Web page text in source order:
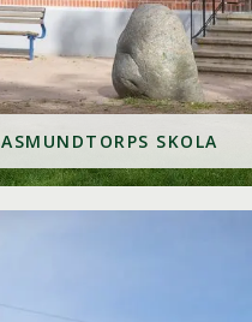
ASMUNDTORPS SKOLA